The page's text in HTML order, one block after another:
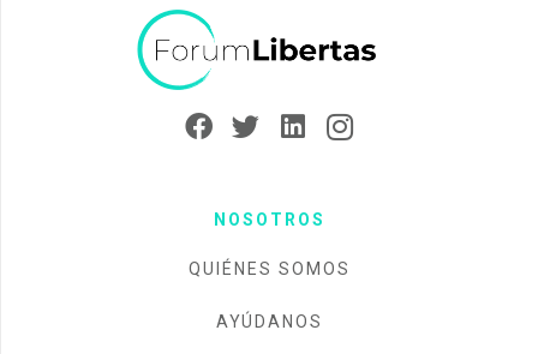
NOSOTROS
QUIÉNES SOMOS
AYÚDANOS